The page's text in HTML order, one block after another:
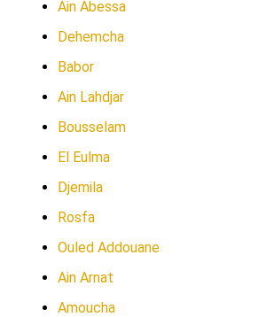
Ain Abessa
Dehemcha
Babor
Ain Lahdjar
Bousselam
El Eulma
Djemila
Rosfa
Ouled Addouane
Ain Arnat
Amoucha